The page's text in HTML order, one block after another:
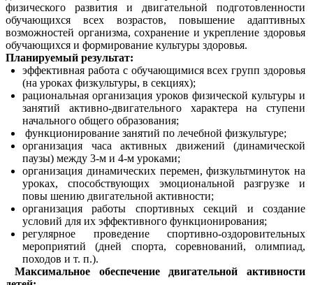
физического развития и двигательной подготовленности
обучающихся всех возрастов, повышение адаптивных
возможностей организма, сохранение и укрепление здоровья
обучающихся и формирование культуры здоровья.
Планируемый результат:
эффективная работа с обучающимися всех групп здоровья
(на уроках физкультуры, в секциях);
рациональная организация уроков физической культуры и
занятий активно-двигательного характера на ступени
начального общего образования;
функционирование занятий по лечебной физкультуре;
организация часа активных движений (динамической
паузы) между 3-м и 4-м уроками;
организация динамических перемен, физкультминуток на
уроках, способствующих эмоциональной разгрузке и
повы шению двигательной активности;
организация работы спортивных секций и создание
условий для их эффективного функционирования;
регулярное проведение спортивно-оздоровительных
мероприятий (дней спорта, соревнований, олимпиад,
походов и т. п.).
Максимальное обеспечение двигательной активности